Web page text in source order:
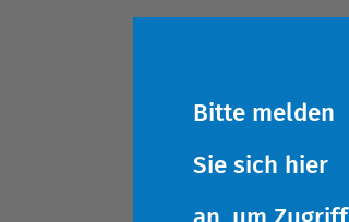
Bitte melden
Sie sich hier